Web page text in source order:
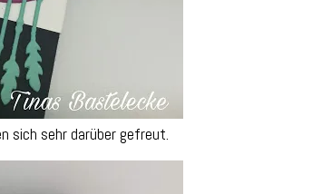
sich sehr darüber gefreut.